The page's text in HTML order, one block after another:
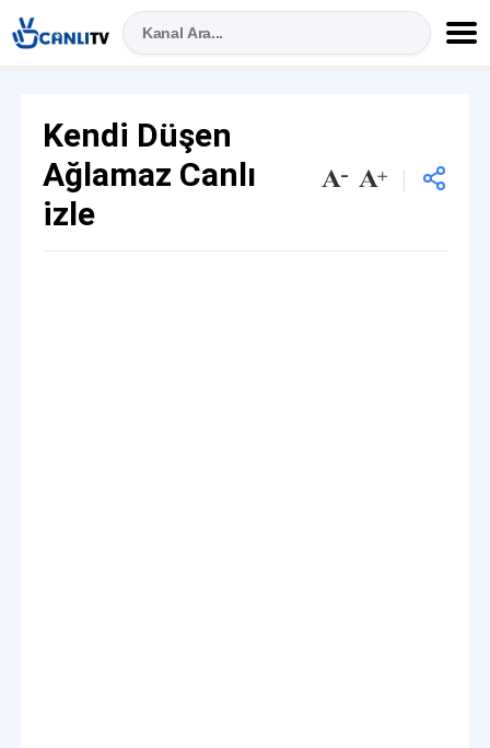
Kendi Düşen
Ağlamaz Canlı
izle